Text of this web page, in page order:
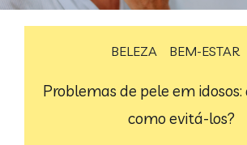
BELEZA BEM-ESTAR
Problemas de pele em idosos:
como evitá-los?